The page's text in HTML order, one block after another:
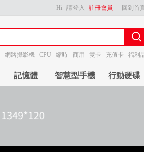
回到首
Hi 請登入 註冊會員
網路攝影機 CPU 縮時 商用 雙卡 充值卡 福利
記憶體 智慧型手機 行動硬碟